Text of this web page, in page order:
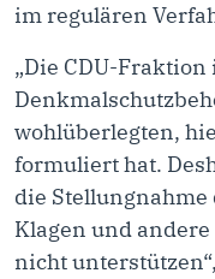
im regulären
„Die CDU-Fraktion
wohlüberlegten,
formuliert hat.
die Stellungnahme
Klagen und
nicht